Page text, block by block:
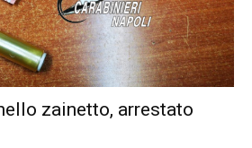
zainetto, arrestato